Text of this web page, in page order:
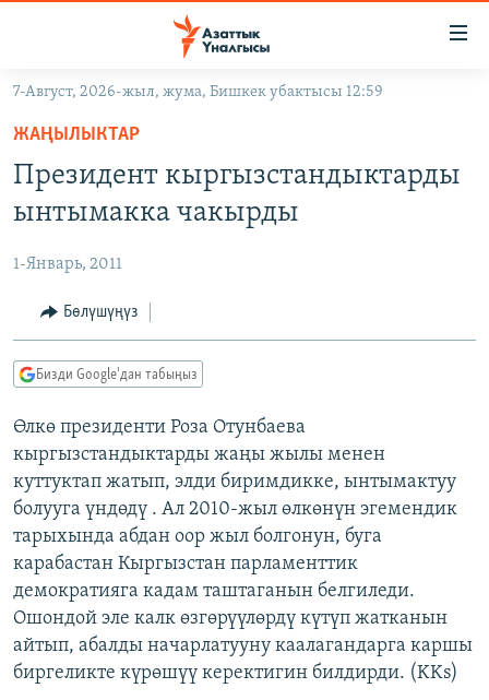
Навигацияга
өтүңүз
Издөөгө
салыңызКЫРГЫЗСТАН
ЭКОНОМИКА
МАДАНИЯТ
ДҮЙНӨ
БОРБОР АЗИЯ
АТАЙЫН ИЛИКТӨӨ
ТВ ПРОГРАММАЛАР
ЭКСПЕРТТЕР ТАЛДАЙТ
БИЗ ЖАНА ДҮЙНӨ
ДАНИСТЕ
ЭЖЕ-СИҢДИЛЕР
АЗАТТЫК+
ЫҢГАЙСЫЗ СУРООЛОР
ӨЗГӨЧӨ ПИКИР
Русский
ОНЛАЙН ШЕРИНЕ
ЭЕ/АРнун бардык сайттары
7-Август, 2026-жыл, жума, Бишкек убактысы 12:59
ЖАҢЫЛЫКТАР
Президент кыргызстандыктарды
ынтымакка чакырды
1-Январь, 2011
Бөлүшүңүз
Бизди Google'дан табыңыз
Өлкө президенти Роза Отунбаева
кыргызстандыктарды жаңы жылы менен
куттуктап жатып, элди биримдикке, ынтымактуу
болууга үндөдү . Ал 2010-жыл өлкөнүн эгемендик
тарыхында абдан оор жыл болгонун, буга
карабастан Кыргызстан парламенттик
демократияга кадам таштаганын белгиледи.
Ошондой эле калк өзгөрүүлөрдү күтүп жатканын
айтып, абалды начарлатууну каалагандарга каршы
биргеликте күрөшүү керектигин билдирди. (KKs)